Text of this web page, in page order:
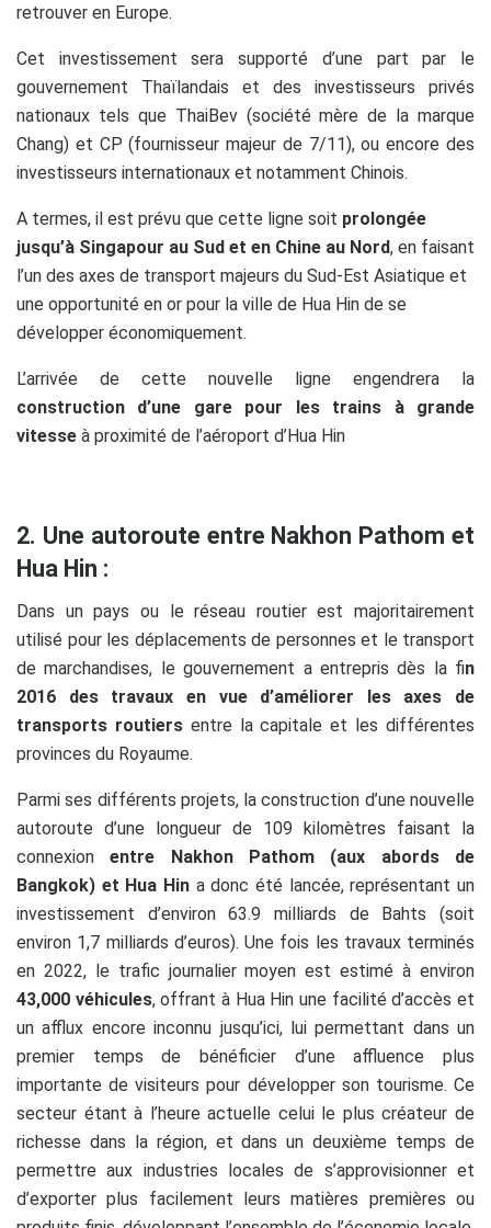
retrouver en Europe.
Cet investissement sera supporté d’une part par le
gouvernement Thaïlandais et des investisseurs privés
nationaux tels que ThaiBev (société mère de la marque
Chang) et CP (fournisseur majeur de 7/11), ou encore des
investisseurs internationaux et notamment Chinois.
A termes, il est prévu que cette ligne soit prolongée
jusqu’à Singapour au Sud et en Chine au Nord, en faisant
l’un des axes de transport majeurs du Sud-Est Asiatique et
une opportunité en or pour la ville de Hua Hin de se
développer économiquement.
L’arrivée de cette nouvelle ligne engendrera la
construction d’une gare pour les trains à grande
vitesse à proximité de l’aéroport d’Hua Hin
2. Une autoroute entre Nakhon Pathom et
Hua Hin :
Dans un pays ou le réseau routier est majoritairement
utilisé pour les déplacements de personnes et le transport
de marchandises, le gouvernement a entrepris dès la fin
2016 des travaux en vue d’améliorer les axes de
transports routiersentre la capitale et les différentes
provinces du Royaume.
Parmi ses différents projets, la construction d’une nouvelle
autoroute d’une longueur de 109 kilomètres faisant la
connexionentre Nakhon Pathom (aux abords de
Bangkok) et Hua Hin a donc été lancée, représentant un
investissement d’environ 63.9 milliards de Bahts (soit
environ 1,7 milliards d’euros). Une fois les travaux terminés
en 2022, le trafic journalier moyen estestimé à environ
43,000 véhicules, offrant à Hua Hin une facilité d’accès et
un afflux encore inconnu jusqu’ici, lui permettant dans un
premier temps de bénéficier d’une affluence plus
importante de visiteurs pour développer son tourisme. Ce
secteur étant à l’heure actuelle celui le plus créateur de
richesse dans la région, et dans un deuxième temps de
permettre aux industries locales de s’approvisionner et
d’exporter plus facilement leurs matières premières ou